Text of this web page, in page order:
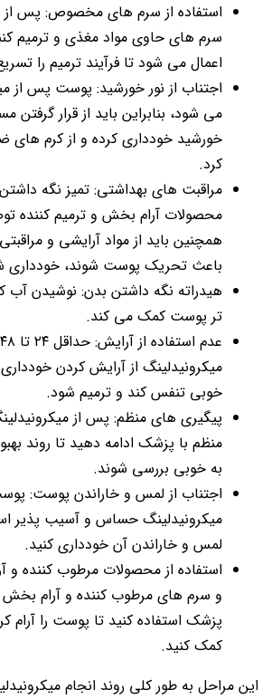
استفاده از سرم های مخصوص: پس از
سرم های حاوی مواد مغذی و ترمیم
اعمال می شود تا فرآیند ترمیم را
اجتناب از نور خورشید: پوست پس از
می شود، بنابراین باید از قرار گرفتن
خورشید خودداری کرده و از کرم های
کرد.
مراقبت های بهداشتی: تمیز نگه
محصولات آرام بخش و ترمیم کننده
همچنین باید از مواد آرایشی و
باعث تحریک پوست شوند، خودداری
هیدراته نگه داشتن بدن: نوشیدن آب
تر پوست کمک می کند.
میکرونیدلینگ از آرایش کردن
خوبی تنفس کند و ترمیم شود.
پیگیری های منظم: پس از
منظم با پزشک ادامه دهید تا روند
به خوبی بررسی شوند.
اجتناب از لمس و خاراندن پوست:
میکرونیدلینگ حساس و آسیب پذیر
لمس و خاراندن آن خودداری کنید.
استفاده از محصولات مرطوب کننده و
و سرم های مرطوب کننده و آرام
پزشک استفاده کنید تا پوست را آرام
کمک کنید.
این مراحل به طور کلی روند انجام